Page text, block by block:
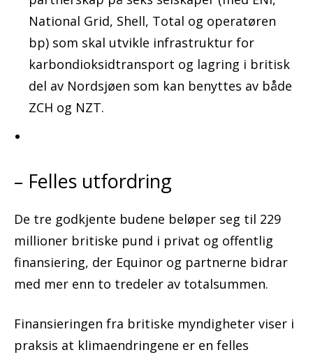
National Grid, Shell, Total og operatøren
bp) som skal utvikle infrastruktur for
karbondioksidtransport og lagring i britisk
del av Nordsjøen som kan benyttes av både
ZCH og NZT.
– Felles utfordring
De tre godkjente budene beløper seg til 229
millioner britiske pund i privat og offentlig
finansiering, der Equinor og partnerne bidrar
med mer enn to tredeler av totalsummen.
Finansieringen fra britiske myndigheter viser i
praksis at klimaendringene er en felles